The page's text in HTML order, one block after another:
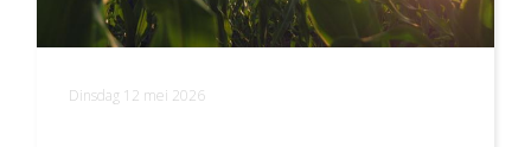
Dinsdag 12 mei 2026